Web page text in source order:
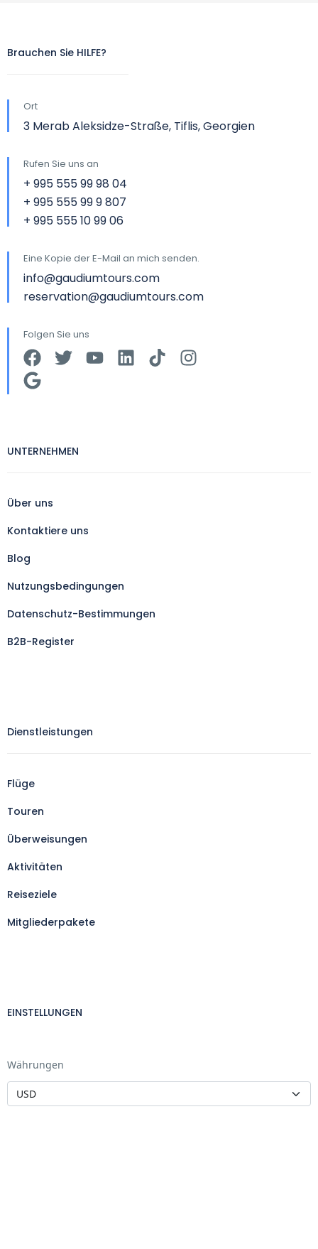
Brauchen Sie HILFE?
Ort
3 Merab Aleksidze-Straße, Tiflis, Georgien
Rufen Sie uns an
+ 995 555 99 98 04
+ 995 555 99 9 807
+ 995 555 10 99 06
Eine Kopie der E-Mail an mich senden.
info@gaudiumtours.com
reservation@gaudiumtours.com
Folgen Sie uns
UNTERNEHMEN
Über uns
Kontaktiere uns
Blog
Nutzungsbedingungen
Datenschutz-Bestimmungen
B2B-Register
Dienstleistungen
Flüge
Touren
Überweisungen
Aktivitäten
Reiseziele
Mitgliederpakete
EINSTELLUNGEN
Währungen